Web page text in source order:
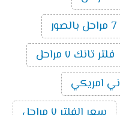
فلتر تانك ٧ مراحل